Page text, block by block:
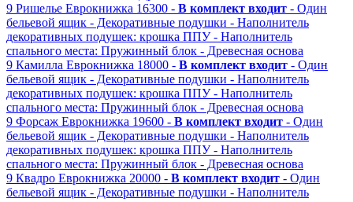
9 Ришелье Еврокнижка 16300 - В комплект входит - Один
бельевой ящик - Декоративные подушки - Наполнитель
декоративных подушек: крошка ППУ - Наполнитель
спального места: Пружинный блок - Древесная основа
9 Камилла Еврокнижка 18000 - В комплект входит - Один
бельевой ящик - Декоративные подушки - Наполнитель
декоративных подушек: крошка ППУ - Наполнитель
спального места: Пружинный блок - Древесная основа
9 Форсаж Еврокнижка 19600 - В комплект входит - Один
бельевой ящик - Декоративные подушки - Наполнитель
декоративных подушек: крошка ППУ - Наполнитель
спального места: Пружинный блок - Древесная основа
9 Квадро Еврокнижка 20000 - В комплект входит - Один
бельевой ящик - Декоративные подушки - Наполнитель